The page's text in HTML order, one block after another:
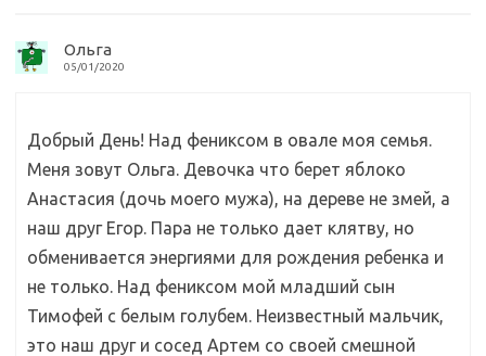
Ольга
05/01/2020
Добрый День! Над фениксом в овале моя семья.
Меня зовут Ольга. Девочка что берет яблоко
Анастасия (дочь моего мужа), на дереве не змей, а
наш друг Егор. Пара не только дает клятву, но
обменивается энергиями для рождения ребенка и
не только. Над фениксом мой младший сын
Тимофей с белым голубем. Неизвестный мальчик,
это наш друг и сосед Артем со своей смешной